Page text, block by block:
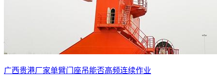
广西贵港厂家单臂门座吊能否高频连续作业